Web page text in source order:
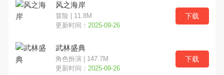
风之海岸
冒险 | 11.8M
更新时间： 2025-09-26
下载
武林盛典
角色扮演 | 147.7M
更新时间： 2025-09-26
下载